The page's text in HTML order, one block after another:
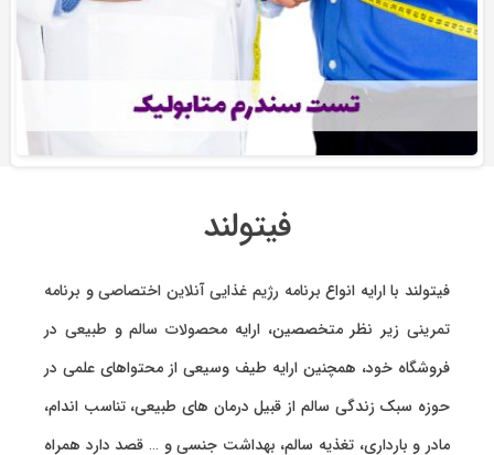
فیتولند
فیتولند با ارایه انواع برنامه رژیم غذایی آنلاین اختصاصیو برنامه
تمرینیزیر نظر متخصصین، ارایه محصولات سالم و طبیعی در
فروشگاه خود، همچنین ارایه طیف وسیعی از محتواهای علمی در
حوزه سبک زندگی سالم از قبیل درمان های طبیعی، تناسب اندام،
مادر و بارداری، تغذیه سالم، بهداشت جنسی و … قصد دارد همراه